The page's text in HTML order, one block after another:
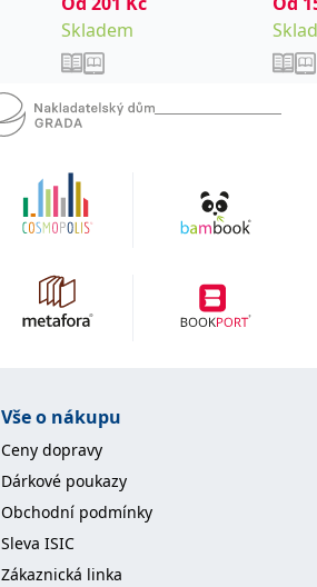
Skladem
Vše o nákupu
Ceny dopravy
Dárkové poukazy
Obchodní podmínky
Sleva ISIC
Zákaznická linka